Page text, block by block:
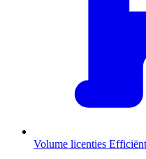
Volume licenties